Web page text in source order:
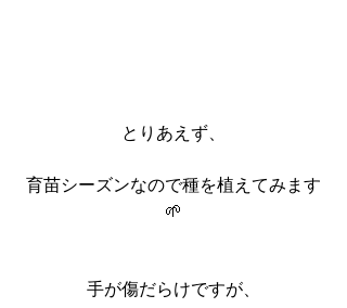
とりあえず、
育苗シーズンなので種を植えてみます
🌱
手が傷だらけですが、